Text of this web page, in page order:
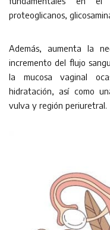
proteoglicanos,
Además, aumenta la
incremento del flujo
la mucosa vaginal
hidratación, así como
vulva y región periuretral.